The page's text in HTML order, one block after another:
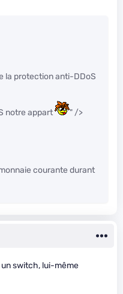
la protection anti-DDoS
notre appart " />
courante durant
switch, lui-même